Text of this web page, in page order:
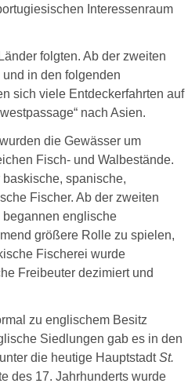
Interessenraum
folgten. Ab der zweiten
in den folgenden
sich viele Entdeckerfahrten auf
nach Asien.
die Gewässer um
Fisch- und Walbestände.
spanische,
Fischer. Ab der zweiten
begannen englische
größere Rolle zu spielen,
Fischerei wurde
Freibeuter dezimiert und
zu englischem Besitz
Siedlungen gab es in den
die heutige HauptstadtSt.
des 17. Jahrhunderts wurde